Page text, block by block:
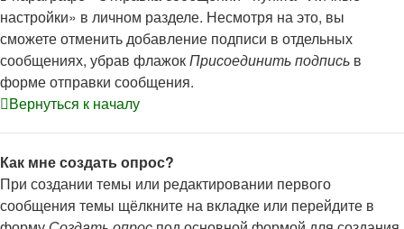
настройки» в личном разделе. Несмотря на это, вы
сможете отменить добавление подписи в отдельных
сообщениях, убрав флажокПрисоединить подпись в
форме отправки сообщения.
Вернуться к началу
Как мне создать опрос?
При создании темы или редактировании первого
сообщения темы щёлкните на вкладке или перейдите в